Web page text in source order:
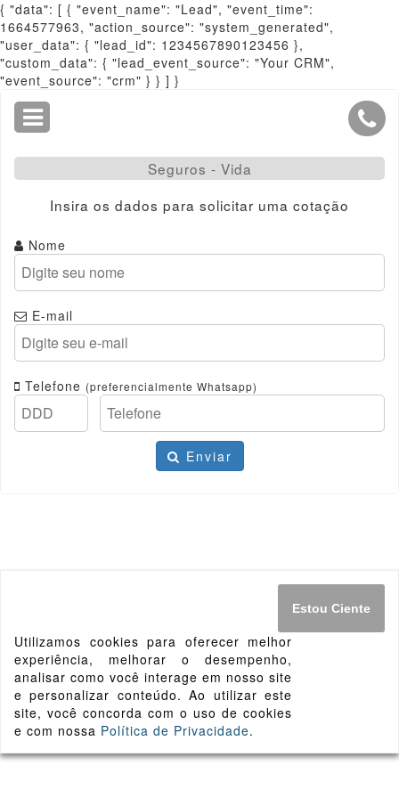
{ "data": [ { "event_name": "Lead", "event_time":
1664577963, "action_source": "system_generated",
"user_data": { "lead_id": 1234567890123456 },
"custom_data": { "lead_event_source": "Your CRM",
"event_source": "crm" } } ] }
Seguros - Vida
Insira os dados para solicitar uma cotação
Nome
E-mail
Telefone (preferencialmente Whatsapp)
Enviar
Estou Ciente
Utilizamos cookies para oferecer melhor
experiência, melhorar o desempenho,
analisar como você interage em nosso site
e personalizar conteúdo. Ao utilizar este
site, você concorda com o uso de cookies
e com nossa Política de Privacidade.